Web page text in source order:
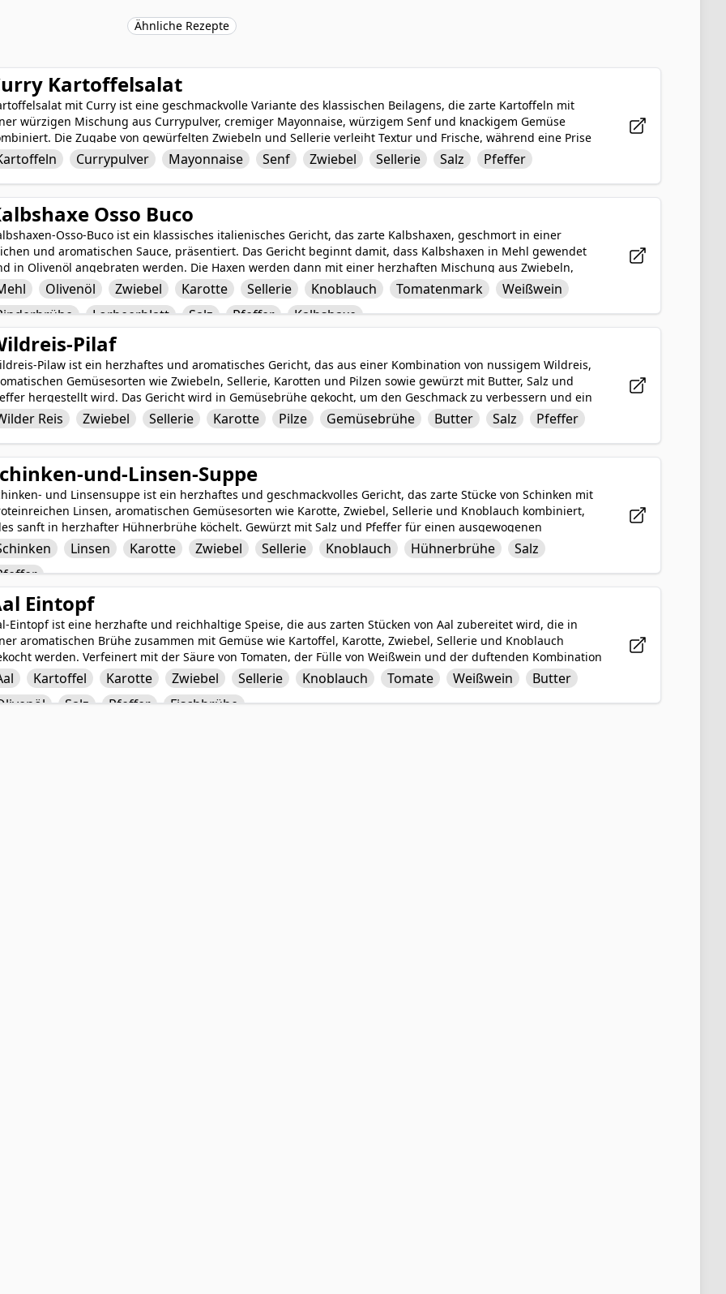
Ähnliche Rezepte
Kartoffelsalat
mit Curry ist eine geschmackvolle Variante des klassischen Beilagens, die zarte Kartoffeln mit
würzigen Mischung aus Currypulver, cremiger Mayonnaise, würzigem Senf und knackigem Gemüse
Die Zugabe von gewürfelten Zwiebeln und Sellerie verleiht Textur und Frische, während eine Prise
und Pfeffer die herzhaften Aromen verstärkt. Dieser einzigartige und leckere Salat ist eine perfekte Beilage
jedem Gericht und verleiht Ihrem Teller eine Prise Würze und einen Hauch von Geschmack.
Currypulver Mayonnaise Senf Zwiebel Sellerie Salz Pfeffer
Osso Buco
Osso-Buco ist ein klassisches italienisches Gericht, das zarte Kalbshaxen, geschmort in einer
und aromatischen Sauce, präsentiert. Das Gericht beginnt damit, dass Kalbshaxen in Mehl gewendet
in Olivenöl angebraten werden. Die Haxen werden dann mit einer herzhaften Mischung aus Zwiebeln,
Sellerie, Knoblauch, Tomatenmark, Weißwein, Rinderbrühe und aromatischen Lorbeerblättern
bis sie butterweich sind. Gewürzt mit Salz und Pfeffer, wird das Gericht mit seiner köstlichen Sauce
und bietet ein schmelzendes Geschmackserlebnis, das sowohl tröstlich als auch elegant ist.
Osso-Buco ist perfekt für besondere Anlässe oder ein gemütliches hausgemachtes Mahl, ein
und leckeres Gericht, das die Schönheit von langsam gegartem Fleisch und herzhaften Aromen
Olivenöl Zwiebel Karotte Sellerie Knoblauch Tomatenmark
Weißwein
Lorbeerblatt Salz Pfeffer Kalbshaxe
Pilaf
Pilaw ist ein herzhaftes und aromatisches Gericht, das aus einer Kombination von nussigem Wildreis,
Gemüsesorten wie Zwiebeln, Sellerie, Karotten und Pilzen sowie gewürzt mit Butter, Salz und
hergestellt wird. Das Gericht wird in Gemüsebrühe gekocht, um den Geschmack zu verbessern und ein
und befriedigendes Geschmacksprofil zu bieten. Die Kombination von Texturen und
in diesem Gericht ergibt eine herzhafte und leckere Beilage, die perfekt für jede
geeignet ist.
Reis Zwiebel Sellerie Karotte Pilze Gemüsebrühe Butter Salz Pfeffer
und-Linsen-Suppe
und Linsensuppe ist ein herzhaftes und geschmackvolles Gericht, das zarte Stücke von Schinken mit
Linsen, aromatischen Gemüsesorten wie Karotte, Zwiebel, Sellerie und Knoblauch kombiniert,
sanft in herzhafter Hühnerbrühe köchelt. Gewürzt mit Salz und Pfeffer für einen ausgewogenen
bietet diese wohltuende Suppe eine zufriedenstellende Mischung aus Texturen und Aromen. Eine
und nahrhafte Mahlzeit, ideal für einen gemütlichen Abend zu Hause.
Linsen Karotte Zwiebel Sellerie Knoblauch Hühnerbrühe
Salz
Eintopf
Eintopf ist eine herzhafte und reichhaltige Speise, die aus zarten Stücken von Aal zubereitet wird, die in
aromatischen Brühe zusammen mit Gemüse wie Kartoffel, Karotte, Zwiebel, Sellerie und Knoblauch
werden. Verfeinert mit der Säure von Tomaten, der Fülle von Weißwein und der duftenden Kombination
Butter und Olivenöl, bietet dieser Eintopf ein herzhaftes und komplexes Geschmacksprofil. Würzig mit Salz,
und Fischbrühe abgeschmeckt ist der Aal-Eintopf eine tröstliche und befriedigende Mahlzeit, die Wärme
Tiefe an den Esstisch bringt.
Kartoffel Karotte Zwiebel Sellerie Knoblauch Tomate Weißwein
Butter
Salz Pfeffer Fischbrühe